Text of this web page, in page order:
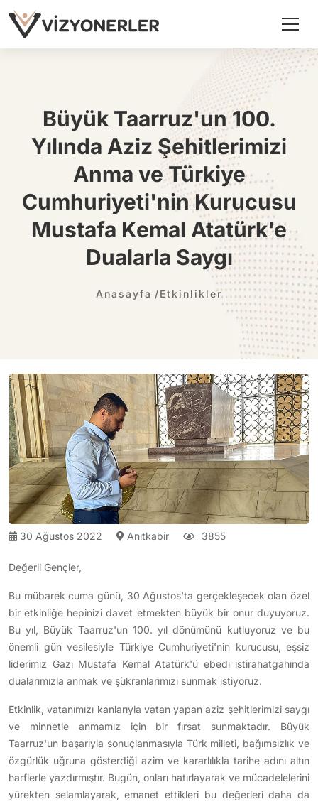
Büyük Taarruz'un 100.
Yılında Aziz Şehitlerimizi
Anma ve Türkiye
Cumhuriyeti'nin Kurucusu
Mustafa Kemal Atatürk'e
Dualarla Saygı
Anasayfa Etkinlikler
30 Ağustos 2022 Anıtkabir 3855
Değerli Gençler,
Bu mübarek cuma günü, 30 Ağustos'ta gerçekleşecek olan özel
bir etkinliğe hepinizi davet etmekten büyük bir onur duyuyoruz.
Bu yıl, Büyük Taarruz'un 100. yıl dönümünü kutluyoruz ve bu
önemli gün vesilesiyle Türkiye Cumhuriyeti'nin kurucusu, eşsiz
liderimiz Gazi Mustafa Kemal Atatürk'ü ebedi istirahatgahında
dualarımızla anmak ve şükranlarımızı sunmak istiyoruz.
Etkinlik, vatanımızı kanlarıyla vatan yapan aziz şehitlerimizi saygı
ve minnetle anmamız için bir fırsat sunmaktadır. Büyük
Taarruz'un başarıyla sonuçlanmasıyla Türk milleti, bağımsızlık ve
özgürlük uğruna gösterdiği azim ve kararlılıkla tarihe adını altın
harflerle yazdırmıştır. Bugün, onları hatırlayarak ve mücadelelerini
yürekten selamlayarak, emanet ettikleri bu değerleri daha da